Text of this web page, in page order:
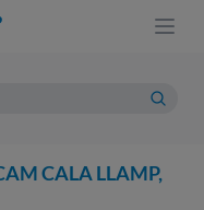
CALA LLAMP,